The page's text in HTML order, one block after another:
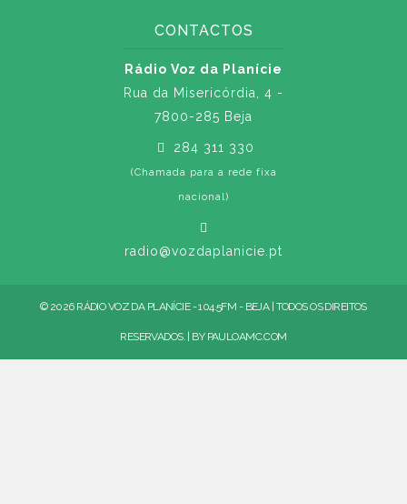
CONTACTOS
Rádio Voz da Planície
Rua da Misericórdia, 4 -
7800-285 Beja
284 311 330
(Chamada para a rede fixa
nacional)
radio@vozdaplanicie.pt
© 2026 RÁDIO VOZ DA PLANÍCIE - 104.5FM - BEJA | TODOS OS DIREITOS
RESERVADOS. | BY PAULOAMC.COM